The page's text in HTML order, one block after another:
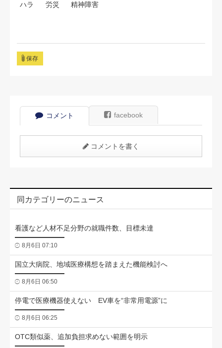
ハラ
労災 精神障害
保存
コメント facebook
コメントを書く
同カテゴリーのニュース
看護など人材不足分野の就職件数、目標未達
8月6日 07:10
国立大病院、地域医療構想を踏まえた機能検討へ
8月6日 06:50
停電で医療機器使えない EV車を“非常用電源”に
8月6日 06:25
OTC類似薬、追加負担求めない範囲を明示